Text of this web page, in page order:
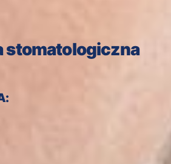
stomatologiczna